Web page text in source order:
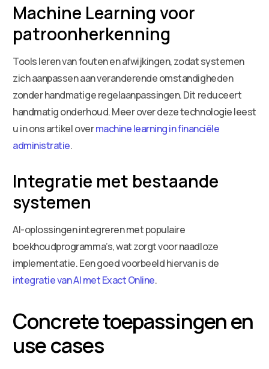
Machine Learning voor
patroonherkenning
Tools leren van fouten en afwijkingen, zodat systemen
zich aanpassen aan veranderende omstandigheden
zonder handmatige regelaanpassingen. Dit reduceert
handmatig onderhoud. Meer over deze technologie leest
u in ons artikel overmachine learning in financiële
administratie.
Integratie met bestaande
systemen
AI-oplossingen integreren met populaire
boekhoudprogramma’s, wat zorgt voor naadloze
implementatie. Een goed voorbeeld hiervan is de
integratie van AI met Exact Online.
Concrete toepassingen en
use cases